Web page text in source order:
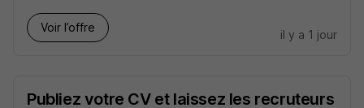
Voir l’offre
il y a 1 jour
Publiez votre CV et laissez les recruteurs